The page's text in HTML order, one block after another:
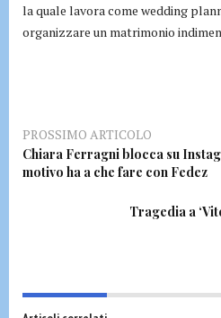
la quale lavora come wedding
organizzare un matrimonio
PROSSIMO ARTICOLO
Chiara Ferragni blocca su
motivo ha a che fare con Fedez
Tragedia a